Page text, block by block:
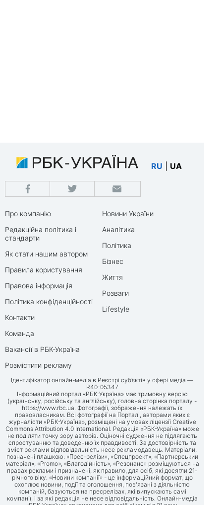
RU UA
Про компанію
Редакційна політика і
стандарти
Як стати нашим автором
Правила користування
Правова інформація
Політика конфіденційності
Контакти
Команда
Вакансії в РБК-Україна
Розмістити рекламу
Новини України
Аналітика
Політика
Бізнес
Життя
Розваги
Lifestyle
Ідентифікатор онлайн-медіа в Реєстрі суб’єктів у сфері медіа —
R40-05347
Інформаційний портал «РБК-Україна» має тримовну версію
(українську, російську та англійську), головна сторінка порталу -
https://www.rbc.ua. Фотографії, зображення належать їх
правовласникам. Всі фотографії на Порталі, авторами яких є
журналісти «РБК-Україна», розміщені на умовах ліцензії Creative
Commons Attribution 4.0 International. Редакція «РБК-Україна» може
не поділяти точку зору авторів. Оціночні судження не підлягають
спростуванню та доведенню їх правдивості. За достовірність та
зміст реклами відповідальність несе рекламодавець. Матеріали,
позначені плашкою: «Прес-релізи», «Спецпроект», «Партнерський
матеріал», «Promo», «Благодійність», «Резонанс» розміщуються на
правах реклами і призначені, як правило, для осіб, які досягли 21-
річного віку. «Новини компанії» - це інформаційний формат, що
охоплює новини, події та оголошення, пов'язані з діяльністю
компаній, базуються на пресрелізах, які випускають самі
компанії, і за які редакція не несе відповідальність. Онлайн-медіа